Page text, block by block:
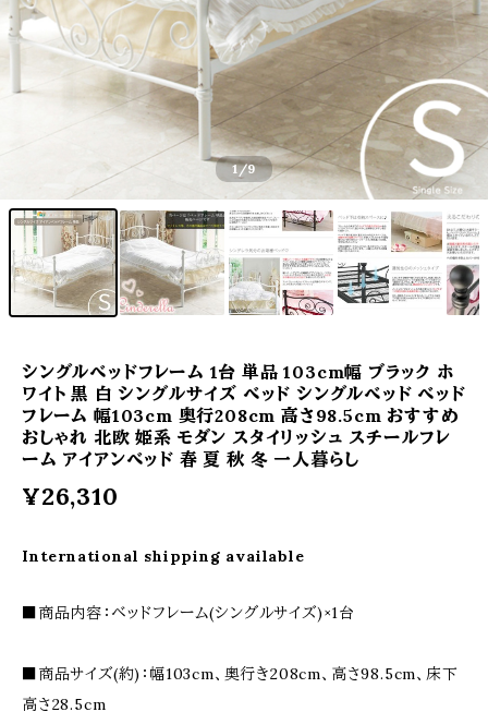
1/9
シングルベッドフレーム 1台 単品 103cm幅 ブラック ホ
ワイト 黒 白 シングルサイズ ベッド シングルベッド ベッド
フレーム 幅103cm 奥行208cm 高さ98.5cm おすすめ
おしゃれ 北欧 姫系 モダン スタイリッシュ スチールフレ
ーム アイアンベッド 春 夏 秋 冬 一人暮らし
¥26,310
International shipping available
■商品内容：ベッドフレーム(シングルサイズ)×1台
■商品サイズ(約)：幅103cm、奥行き208cm、高さ98.5cm、床下
高さ28.5cm